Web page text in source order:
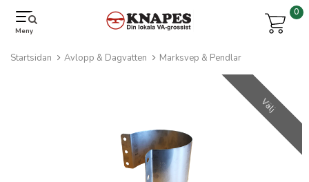
Meny
0
Startsidan Avlopp & Dagvatten Marksvep & Pendlar
Välj